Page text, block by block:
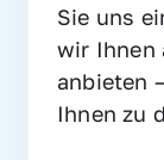
Sie uns
wir Ihnen
anbieten
Ihnen zu